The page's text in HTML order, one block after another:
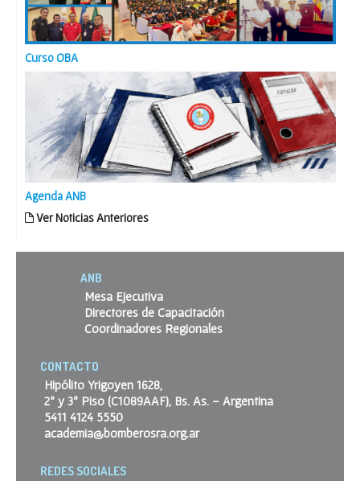
Curso OBA
Agenda ANB
Ver Noticias Anteriores
ANB
Mesa Ejecutiva
Directores de Capacitación
Coordinadores Regionales
CONTACTO
Hipólito Yrigoyen 1628,
2º y 3º Piso (C1089AAF), Bs. As. – Argentina
5411 4124 5550
academia@bomberosra.org.ar
REDES SOCIALES